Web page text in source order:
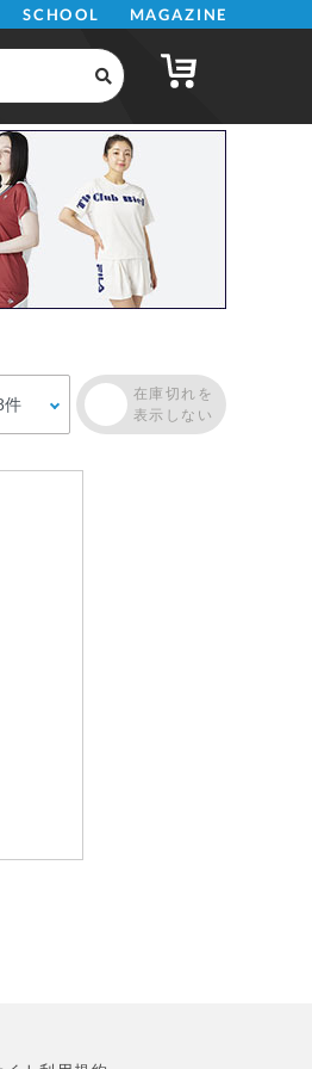
SCHOOL MAGAZINE